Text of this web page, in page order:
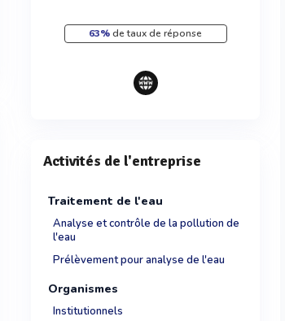
63%de taux de réponse
Activités de l'entreprise
Traitement de l'eau
Analyse et contrôle de la pollution de
l'eau
Prélèvement pour analyse de l'eau
Organismes
Institutionnels